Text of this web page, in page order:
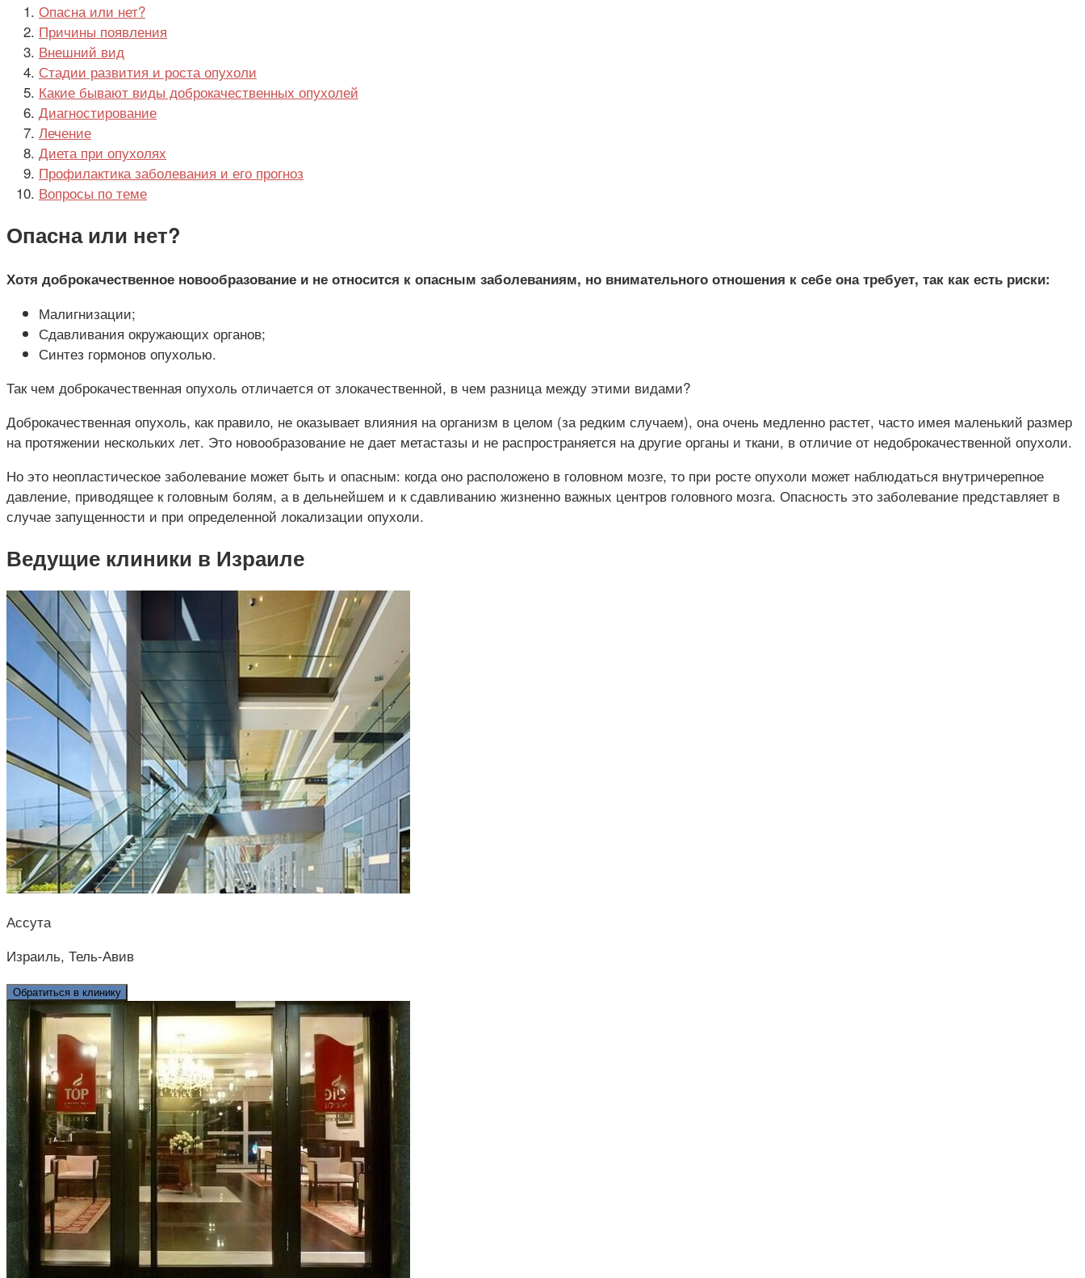
Опасна или нет?
Причины появления
Внешний вид
Стадии развития и роста опухоли
Какие бывают виды доброкачественных опухолей
Диагностирование
Лечение
Диета при опухолях
Профилактика заболевания и его прогноз
Вопросы по теме
Опаснаили нет?
Хотя доброкачественное новообразование и не относится к опасным заболеваниям, но внимательного отношения к себе она требует, так как есть риски:
Малигнизации;
Сдавливания окружающих органов;
Синтез гормонов опухолью.
Так чем доброкачественная опухоль отличается от злокачественной, в чем разница между этими видами?
Доброкачественная опухоль, как правило, не оказывает влияния на организм в целом (за редким случаем), она очень медленно растет, часто имея маленький размер
на протяжении нескольких лет. Это новообразование не дает метастазы и не распространяется на другие органы и ткани, в отличие от недоброкачественной опухоли.
Но это неопластическое заболевание может быть и опасным: когда оно расположено в головном мозге, то при росте опухоли может наблюдаться внутричерепное
давление, приводящее к головным болям, а в дельнейшем и к сдавливанию жизненно важных центров головного мозга. Опасность это заболевание представляет в
случае запущенности и при определенной локализации опухоли.
Ведущие клиники в Израиле
Ассута
Израиль, Тель-Авив
Обратиться в клинику